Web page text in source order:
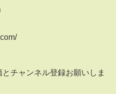
チャンネル登録お願いしま